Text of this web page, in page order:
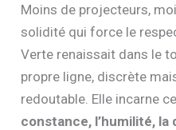
Moins de projecteurs,
solidité qui force le
Verte renaissait dans le
propre ligne, discrète
redoutable. Elle incarne
constance, l’humilité, la